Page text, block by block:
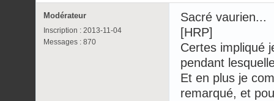
Modérateur
Inscription : 2013-11-04
Messages : 870
Sacré vaurien...
[HRP]
Certes impliqué
pendant
Et en plus je
remarqué, et